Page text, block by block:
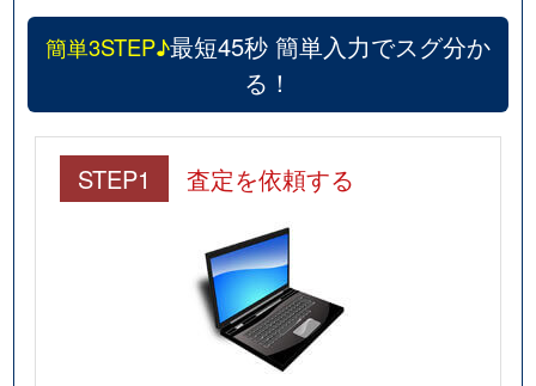
簡単3STEP♪最短45秒 簡単入力でスグ分か
る！
STEP1 査定を依頼する